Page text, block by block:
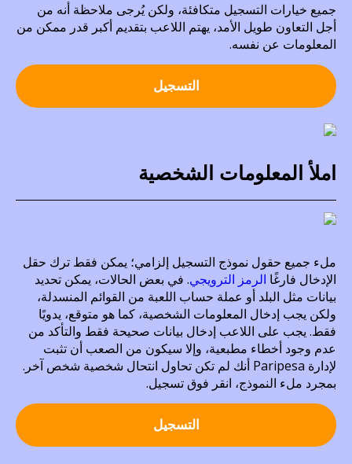
جميع خيارات التسجيل متكافئة، ولكن يُرجى ملاحظة أنه من
أجل التعاون طويل الأمد، يهتم اللاعب بتقديم أكبر قدر ممكن من
المعلومات عن نفسه.
التسجيل
املأ المعلومات الشخصية
ملء جميع حقول نموذج التسجيل إلزامي؛ يمكن فقط ترك حقل
الإدخال فارغًا الرمز الترويجي. في بعض الحالات، يمكن تحديد
بيانات مثل البلد أو عملة حساب اللعبة من القوائم المنسدلة،
ولكن يجب إدخال المعلومات الشخصية، كما هو متوقع، يدويًا
فقط. يجب على اللاعب إدخال بيانات صحيحة فقط والتأكد من
عدم وجود أخطاء مطبعية، وإلا سيكون من الصعب أن تثبت
لإدارة Paripesa أنك لم تكن تحاول انتحال شخصية شخص آخر.
بمجرد ملء النموذج، انقر فوق تسجيل.
التسجيل